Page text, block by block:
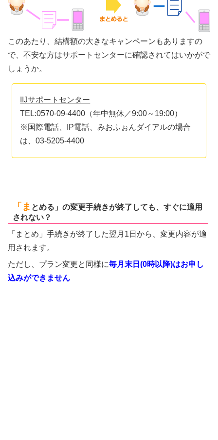
このあたり、結構額の大きなキャンペーンもありますの
で、不安な方はサポートセンターに確認されてはいかがで
しょうか。
IIJサポートセンター
TEL:0570-09-4400（年中無休／9:00～19:00）
※国際電話、IP電話、みおふぉんダイアルの場合
は、03-5205-4400
「ま とめる」の変更手続きが終了しても、すぐに適用
されない？
「まとめ」手続きが終了した翌月1日から、変更内容が適
用されます。
ただし、プラン変更と同様に毎月末日(0時以降)はお申し
込みができません